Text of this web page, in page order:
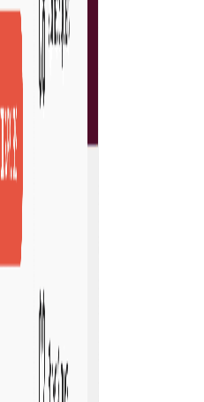
van de
verbetert de naleving
mogelijkheden om
strategische
groei.
voor uw
uniformiteit in
en gestroomlijnde
efficiëntie en